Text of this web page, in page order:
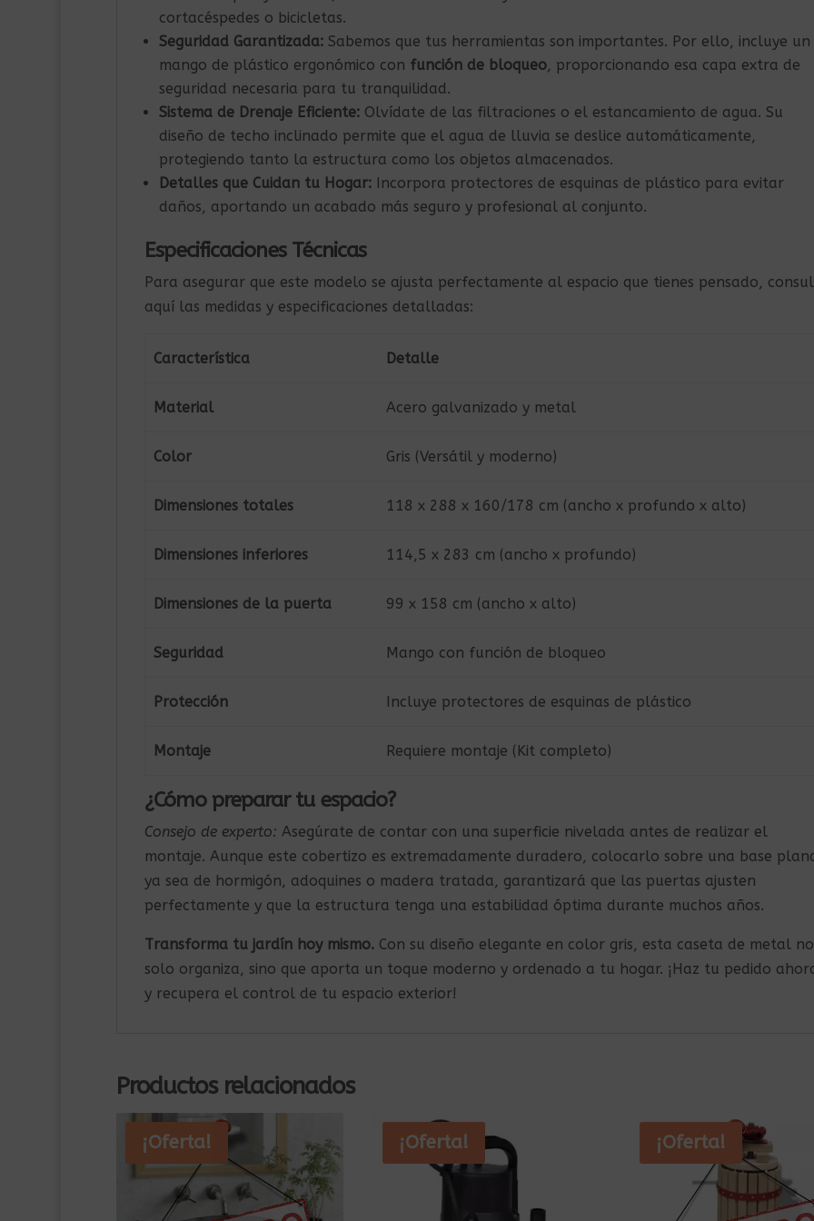
cortacéspedes o bicicletas.
Seguridad Garantizada:Sabemos que tus herramientas son importantes. Por ello, incluye un
mango de plástico ergonómico con función de bloqueo, proporcionando esa capa extra de
seguridad necesaria para tu tranquilidad.
Sistema de Drenaje Eficiente:Olvídate de las filtraciones o el estancamiento de agua. Su
diseño de techo inclinado permite que el agua de lluvia se deslice automáticamente,
protegiendo tanto la estructura como los objetos almacenados.
Detalles que Cuidan tu Hogar:Incorpora protectores de esquinas de plástico para evitar
daños, aportando un acabado más seguro y profesional al conjunto.
Especificaciones Técnicas
Para asegurar que este modelo se ajusta perfectamente al espacio que tienes pensado,
aquí las medidas y especificaciones detalladas:
Característica Detalle
Material Acero galvanizado y metal
Color Gris (Versátil y moderno)
Dimensiones totales 118 x 288 x 160/178 cm (ancho x profundo x alto)
Dimensiones inferiores 114,5 x 283 cm (ancho x profundo)
Dimensiones de la puerta 99 x 158 cm (ancho x alto)
Seguridad Mango con función de bloqueo
Protección Incluye protectores de esquinas de plástico
Montaje Requiere montaje (Kit completo)
¿Cómo preparar tu espacio?
Consejo de experto: Asegúrate de contar con una superficie nivelada antes de realizar el
montaje. Aunque este cobertizo es extremadamente duradero, colocarlo sobre una base
ya sea de hormigón, adoquines o madera tratada, garantizará que las puertas ajusten
perfectamente y que la estructura tenga una estabilidad óptima durante muchos años.
Transforma tu jardín hoy mismo.Con su diseño elegante en color gris, esta caseta de metal no
solo organiza, sino que aporta un toque moderno y ordenado a tu hogar. ¡Haz tu pedido
y recupera el control de tu espacio exterior!
Productos relacionados
¡Oferta! ¡Oferta! ¡Oferta!